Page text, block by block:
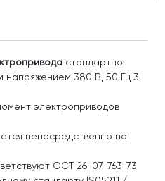
стандартно
напряжением 380 В, 50 Гц 3
электроприводов
непосредственно на
ОСТ 26-07-763-73